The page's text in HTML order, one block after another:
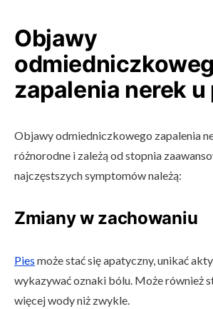
Objawy
zapalenia nerek u
Objawy odmiedniczkowego zapalenia
różnorodne i zależą od stopnia
najczęstszych symptomów należą:
Zmiany w zachowaniu
Pies może stać się apatyczny, unikać
wykazywać oznaki bólu. Może również
więcej wody niż zwykle.